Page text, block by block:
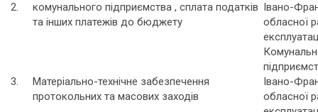
2.
комунального підприємства , сплата податків
та інших платежів до бюджету
Івано-
обласної
3.
Матеріально-технічне забезпечення
протокольних та масових заходів
Івано-
обласної